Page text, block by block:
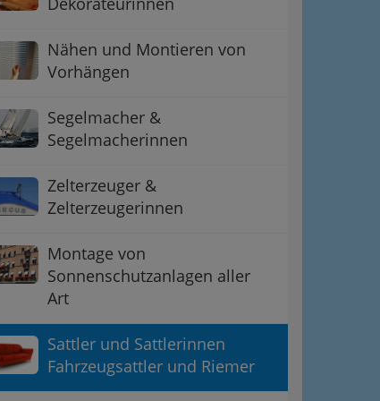
Nähen und Montieren von
Vorhängen
Segelmacher &
Segelmacherinnen
Zelterzeuger &
Zelterzeugerinnen
Montage von
Sonnenschutzanlagen aller
Art
Sattler und Sattlerinnen
Fahrzeugsattler und Riemer